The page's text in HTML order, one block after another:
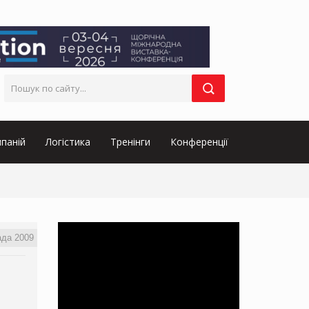
Логістика Тренінги Конференції
2009